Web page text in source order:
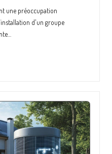
une préoccupation
d'un groupe